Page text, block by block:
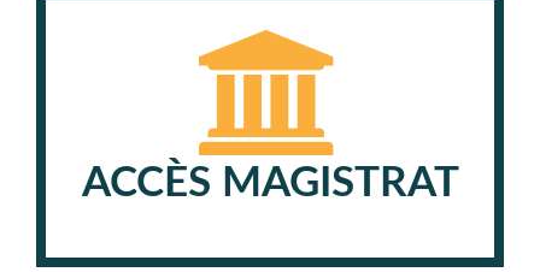
ACCÈS MAGISTRAT